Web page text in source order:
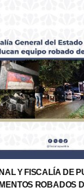
Y FISCALÍA DE
ROBADOS